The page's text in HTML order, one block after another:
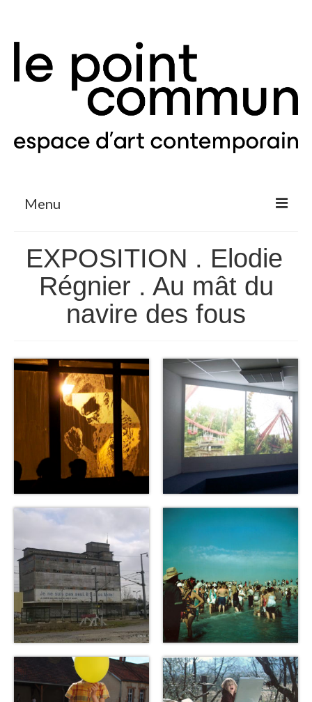
Menu
Agenda
Le Point Commun
Infos pratiques
EXPOSITION . Elodie
Régnier . Au mât du
navire des fous